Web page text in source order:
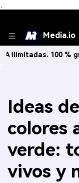
、
Media.io
100 % gratis!
Ideas
colores
verde:
vivos y